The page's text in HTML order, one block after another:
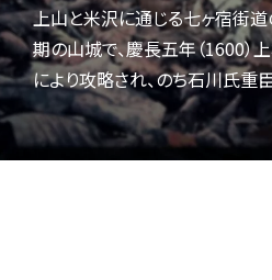
上山と米沢に通じる七ヶ宿街
期の山城で、慶長五年（1600
により攻略され、のち石川氏重